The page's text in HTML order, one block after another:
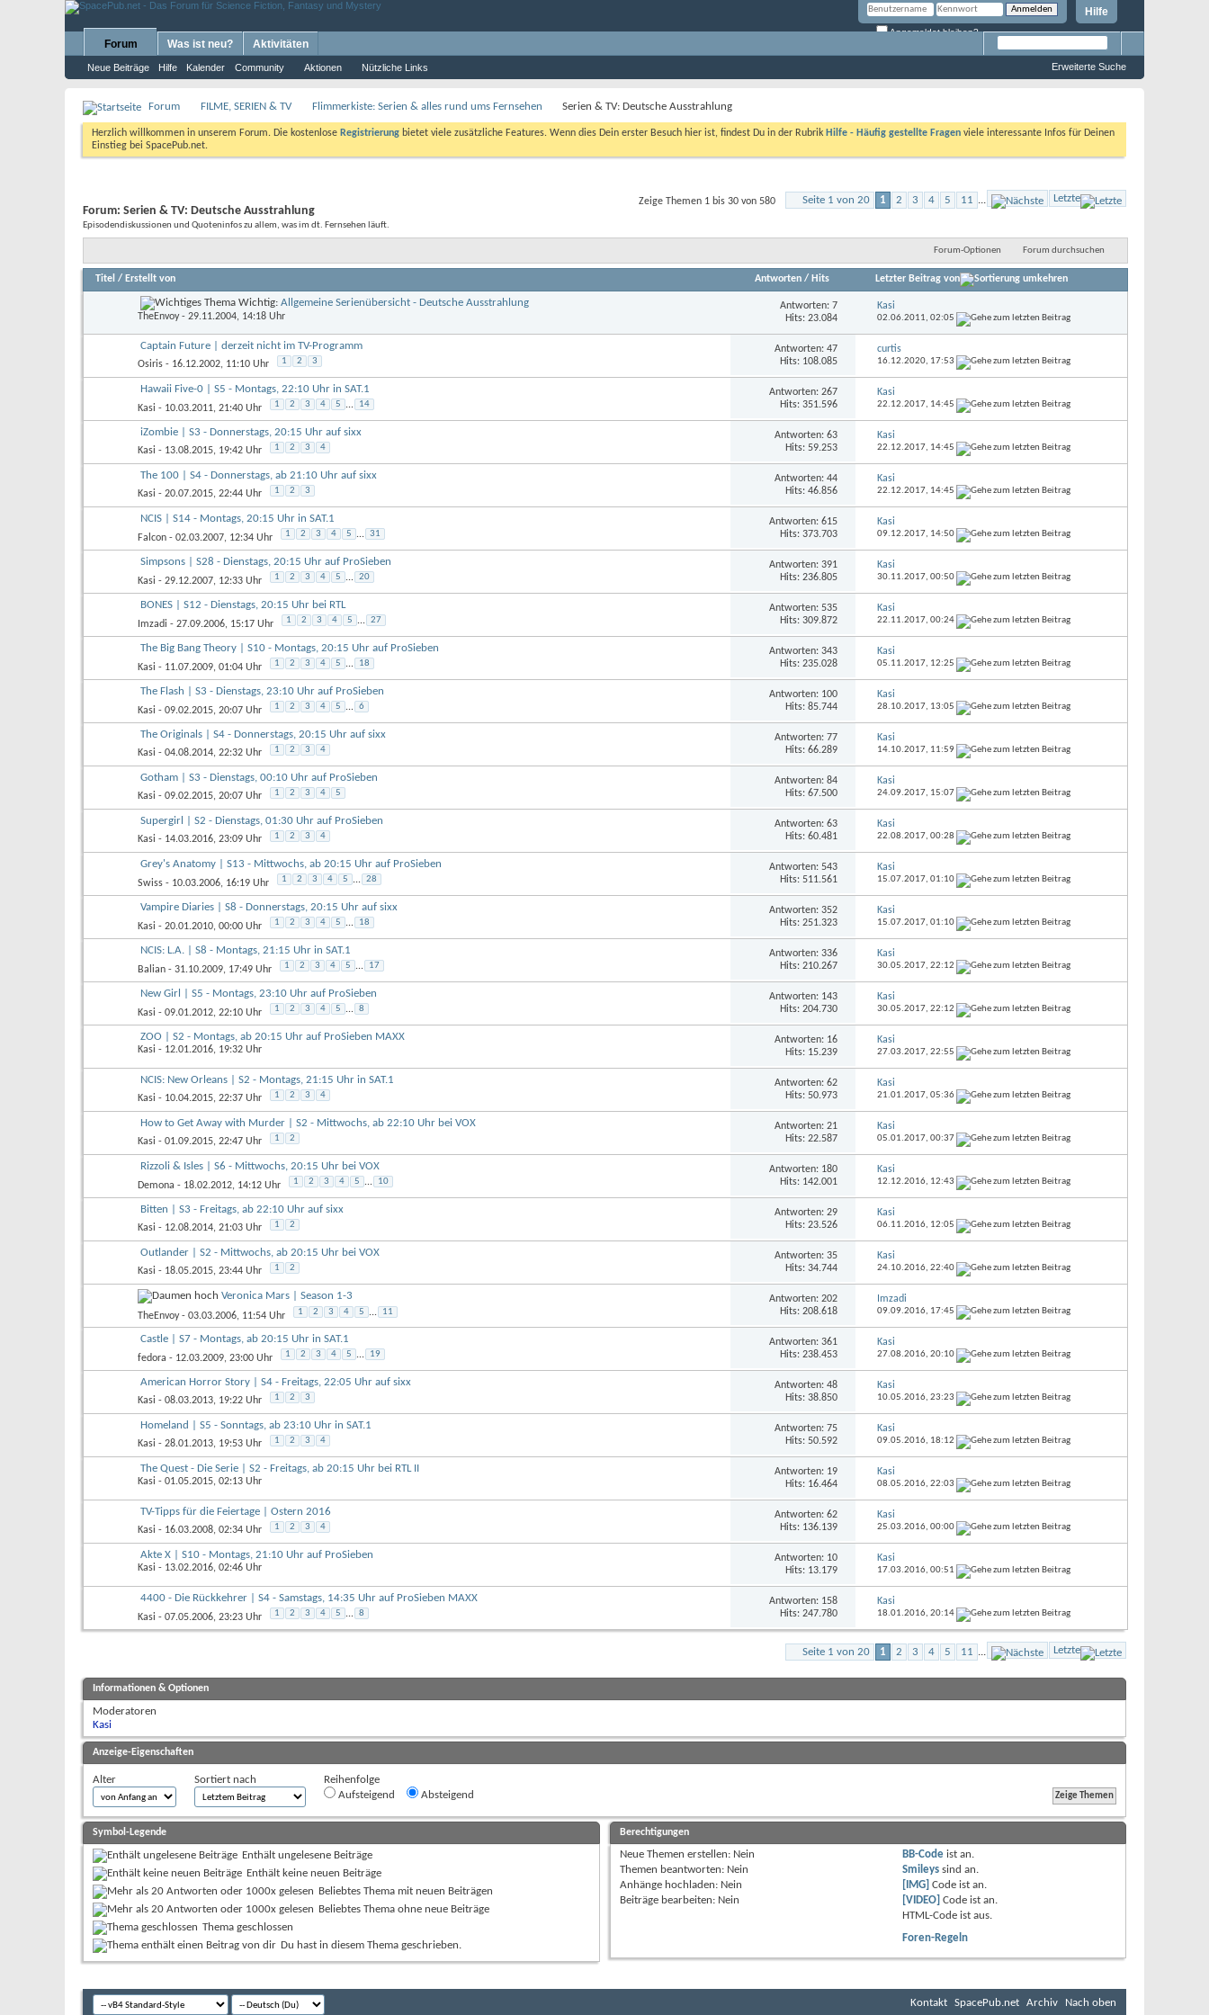
Hilfe
Angemeldet bleiben?
Forum
Neue Beiträge Hilfe Kalender Community Aktionen Nützliche Links
Was ist neu? Aktivitäten
Erweiterte Suche
Forum FILME, SERIEN & TV Flimmerkiste: Serien & alles rund ums Fernsehen Serien & TV: Deutsche Ausstrahlung
Herzlich willkommen in unserem Forum. Die kostenlose Registrierung bietet viele zusätzliche Features. Wenn dies Dein erster Besuch hier ist, findest Du in der Rubrik Hilfe - Häufig gestellte Fragen viele interessante Infos für Deinen
Einstieg bei SpacePub.net.
Seite 1 von 20 1 2 3 4 5 11 ... Letzte
Zeige Themen 1 bis 30 von 580
Forum: Serien & TV: Deutsche Ausstrahlung
Episodendiskussionen und Quoteninfos zu allem, was im dt. Fernsehen läuft.
Forum-Optionen Forum durchsuchen
Titel / Erstellt von Antworten / Hits Letzter Beitrag von
Wichtig: Allgemeine Serienübersicht - Deutsche Ausstrahlung
TheEnvoy- 29.11.2004, 14:18 Uhr
Antworten: 7
Hits: 23.084
Kasi
02.06.2011, 02:05
Captain Future | derzeit nicht im TV-Programm
Osiris - 16.12.2002, 11:10 Uhr 1 2 3
Antworten: 47
Hits: 108.085
curtis
16.12.2020, 17:53
Hawaii Five-0 | S5 - Montags, 22:10 Uhr in SAT.1
Kasi - 10.03.2011, 21:40 Uhr 1 2 3 4 5 ... 14
Antworten: 267
Hits: 351.596
Kasi
22.12.2017, 14:45
iZombie | S3 - Donnerstags, 20:15 Uhr auf sixx
Kasi - 13.08.2015, 19:42 Uhr 1 2 3 4
Antworten: 63
Hits: 59.253
Kasi
22.12.2017, 14:45
The 100 | S4 - Donnerstags, ab 21:10 Uhr auf sixx
Kasi - 20.07.2015, 22:44 Uhr 1 2 3
Antworten: 44
Hits: 46.856
Kasi
22.12.2017, 14:45
NCIS | S14 - Montags, 20:15 Uhr in SAT.1
Falcon - 02.03.2007, 12:34 Uhr 1 2 3 4 5 ... 31
Antworten: 615
Hits: 373.703
Kasi
09.12.2017, 14:50
Simpsons | S28 - Dienstags, 20:15 Uhr auf ProSieben
Kasi - 29.12.2007, 12:33 Uhr 1 2 3 4 5 ... 20
Antworten: 391
Hits: 236.805
Kasi
30.11.2017, 00:50
BONES | S12 - Dienstags, 20:15 Uhr bei RTL
Imzadi - 27.09.2006, 15:17 Uhr 1 2 3 4 5 ... 27
Antworten: 535
Hits: 309.872
Kasi
22.11.2017, 00:24
The Big Bang Theory | S10 - Montags, 20:15 Uhr auf ProSieben
Kasi - 11.07.2009, 01:04 Uhr 1 2 3 4 5 ... 18
Antworten: 343
Hits: 235.028
Kasi
05.11.2017, 12:25
The Flash | S3 - Dienstags, 23:10 Uhr auf ProSieben
Kasi - 09.02.2015, 20:07 Uhr 1 2 3 4 5 ... 6
Antworten: 100
Hits: 85.744
Kasi
28.10.2017, 13:05
The Originals | S4 - Donnerstags, 20:15 Uhr auf sixx
Kasi - 04.08.2014, 22:32 Uhr 1 2 3 4
Antworten: 77
Hits: 66.289
Kasi
14.10.2017, 11:59
Gotham | S3 - Dienstags, 00:10 Uhr auf ProSieben
Kasi - 09.02.2015, 20:07 Uhr 1 2 3 4 5
Antworten: 84
Hits: 67.500
Kasi
24.09.2017, 15:07
Supergirl | S2 - Dienstags, 01:30 Uhr auf ProSieben
Kasi - 14.03.2016, 23:09 Uhr 1 2 3 4
Antworten: 63
Hits: 60.481
Kasi
22.08.2017, 00:28
Grey's Anatomy | S13 - Mittwochs, ab 20:15 Uhr auf ProSieben
Swiss - 10.03.2006, 16:19 Uhr 1 2 3 4 5 ... 28
Antworten: 543
Hits: 511.561
Kasi
15.07.2017, 01:10
Vampire Diaries | S8 - Donnerstags, 20:15 Uhr auf sixx
Kasi - 20.01.2010, 00:00 Uhr 1 2 3 4 5 ... 18
Antworten: 352
Hits: 251.323
Kasi
15.07.2017, 01:10
NCIS: L.A. | S8 - Montags, 21:15 Uhr in SAT.1
Balian - 31.10.2009, 17:49 Uhr 1 2 3 4 5 ... 17
Antworten: 336
Hits: 210.267
Kasi
30.05.2017, 22:12
New Girl | S5 - Montags, 23:10 Uhr auf ProSieben
Kasi - 09.01.2012, 22:10 Uhr 1 2 3 4 5 ... 8
Antworten: 143
Hits: 204.730
Kasi
30.05.2017, 22:12
ZOO | S2 - Montags, ab 20:15 Uhr auf ProSieben MAXX
Kasi - 12.01.2016, 19:32 Uhr
Antworten: 16
Hits: 15.239
Kasi
27.03.2017, 22:55
NCIS: New Orleans | S2 - Montags, 21:15 Uhr in SAT.1
Kasi - 10.04.2015, 22:37 Uhr 1 2 3 4
Antworten: 62
Hits: 50.973
Kasi
21.01.2017, 05:36
How to Get Away with Murder | S2 - Mittwochs, ab 22:10 Uhr bei VOX
Kasi - 01.09.2015, 22:47 Uhr 1 2
Antworten: 21
Hits: 22.587
Kasi
05.01.2017, 00:37
Rizzoli & Isles | S6 - Mittwochs, 20:15 Uhr bei VOX
Demona - 18.02.2012, 14:12 Uhr 1 2 3 4 5 ... 10
Antworten: 180
Hits: 142.001
Kasi
12.12.2016, 12:43
Bitten | S3 - Freitags, ab 22:10 Uhr auf sixx
Kasi - 12.08.2014, 21:03 Uhr 1 2
Antworten: 29
Hits: 23.526
Kasi
06.11.2016, 12:05
Outlander | S2 - Mittwochs, ab 20:15 Uhr bei VOX
Kasi - 18.05.2015, 23:44 Uhr 1 2
Antworten: 35
Hits: 34.744
Kasi
24.10.2016, 22:40
Veronica Mars | Season 1-3
TheEnvoy- 03.03.2006, 11:54 Uhr 1 2 3 4 5 ... 11
Antworten: 202
Hits: 208.618
Imzadi
09.09.2016, 17:45
Castle | S7 - Montags, ab 20:15 Uhr in SAT.1
fedora - 12.03.2009, 23:00 Uhr 1 2 3 4 5 ... 19
Antworten: 361
Hits: 238.453
Kasi
27.08.2016, 20:10
American Horror Story | S4 - Freitags, 22:05 Uhr auf sixx
Kasi - 08.03.2013, 19:22 Uhr 1 2 3
Antworten: 48
Hits: 38.850
Kasi
10.05.2016, 23:23
Homeland | S5 - Sonntags, ab 23:10 Uhr in SAT.1
Kasi - 28.01.2013, 19:53 Uhr 1 2 3 4
Antworten: 75
Hits: 50.592
Kasi
09.05.2016, 18:12
The Quest - Die Serie | S2 - Freitags, ab 20:15 Uhr bei RTL II
Kasi - 01.05.2015, 02:13 Uhr
Antworten: 19
Hits: 16.464
Kasi
08.05.2016, 22:03
TV-Tipps für die Feiertage | Ostern 2016
Kasi - 16.03.2008, 02:34 Uhr 1 2 3 4
Antworten: 62
Hits: 136.139
Kasi
25.03.2016, 00:00
Akte X | S10 - Montags, 21:10 Uhr auf ProSieben
Kasi - 13.02.2016, 02:46 Uhr
Antworten: 10
Hits: 13.179
Kasi
17.03.2016, 00:51
4400 - Die Rückkehrer | S4 - Samstags, 14:35 Uhr auf ProSieben MAXX
Kasi - 07.05.2006, 23:23 Uhr 1 2 3 4 5 ... 8
Antworten: 158
Hits: 247.780
Kasi
18.01.2016, 20:14
Seite 1 von 20 1 2 3 4 5 11 ... Letzte
Informationen & Optionen
Moderatoren
Kasi
Anzeige-Eigenschaften
Alter Sortiert nach
Reihenfolge
Aufsteigend
Absteigend
Symbol-Legende
Enthält ungelesene Beiträge
Enthält keine neuen Beiträge
Beliebtes Thema mit neuen Beiträgen
Beliebtes Thema ohne neue Beiträge
Thema geschlossen
Du hast in diesem Thema geschrieben.
Berechtigungen
Neue Themen erstellen: Nein
Themen beantworten: Nein
Anhänge hochladen: Nein
Beiträge bearbeiten: Nein
BB-Codeist an.
Smileyssind an.
[IMG] Code ist an.
[VIDEO] Code ist an.
HTML-Code ist aus.
Foren-Regeln
Kontakt SpacePub.net Archiv Nach oben